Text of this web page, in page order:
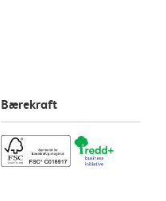
Bærekraft